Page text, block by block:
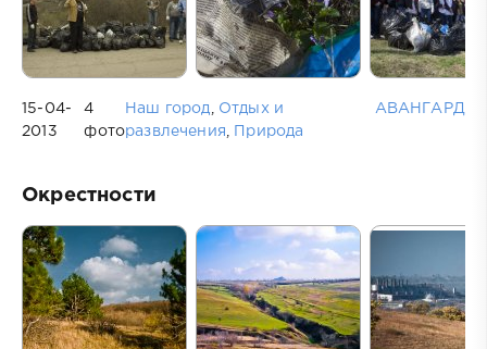
15-04-
2013
4
фото
Наш город
Отдых и
развлечения
Природа
АВАНГАРД
Окрестности